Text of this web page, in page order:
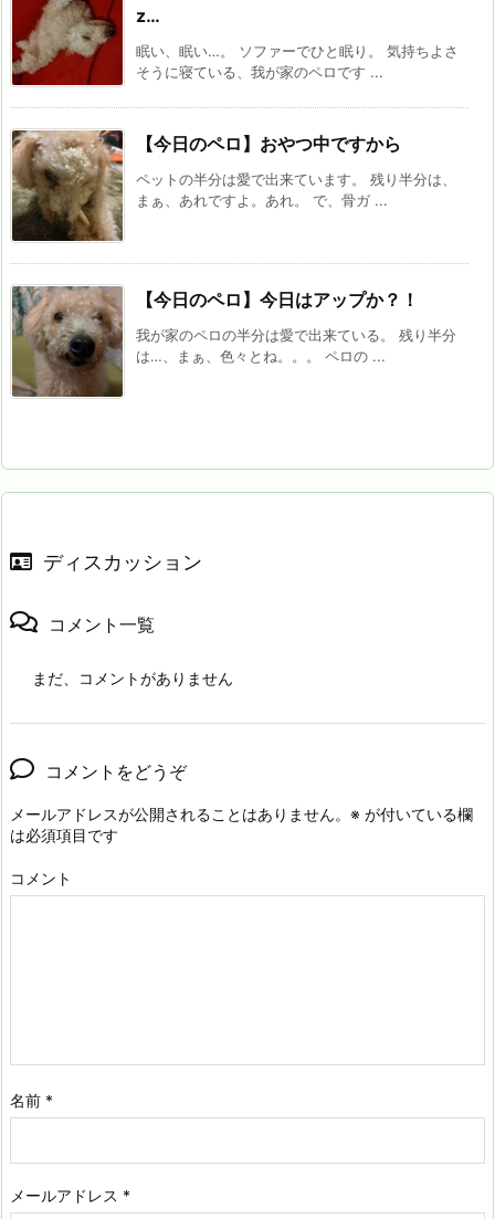
z…
眠い、眠い…。 ソファーでひと眠り。 気持ちよさ
そうに寝ている、我が家のペロです ...
【今日のペロ】おやつ中ですから
ペットの半分は愛で出来ています。 残り半分は、
まぁ、あれですよ。あれ。 で、骨ガ ...
【今日のペロ】今日はアップか？！
我が家のペロの半分は愛で出来ている。 残り半分
は…、まぁ、色々とね。。。 ペロの ...
ディスカッション
コメント一覧
まだ、コメントがありません
コメントをどうぞ
メールアドレスが公開されることはありません。 ※ が付いている欄
は必須項目です
コメント
名前 *
メールアドレス *